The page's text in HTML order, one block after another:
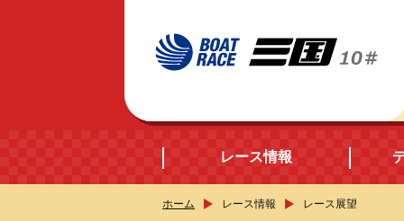
レース情報
ホーム レース情報 レース展望